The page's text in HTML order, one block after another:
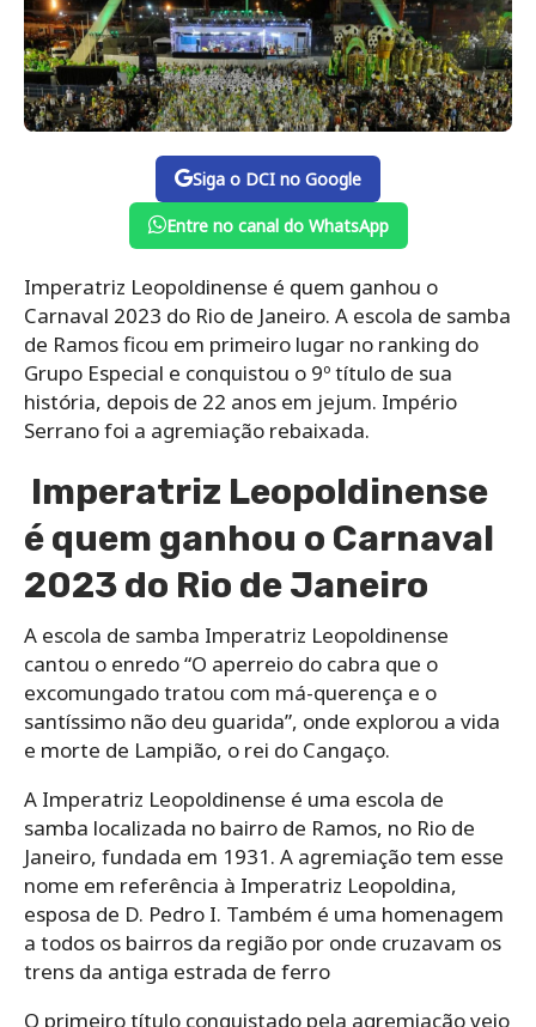
Siga o DCI no Google
Entre no canal do WhatsApp
Imperatriz Leopoldinense é quem ganhou o
Carnaval 2023 do Rio de Janeiro. A escola de samba
de Ramos ficou em primeiro lugar no ranking do
Grupo Especial e conquistou o 9º título de sua
história, depois de 22 anos em jejum. Império
Serrano foi a agremiação rebaixada.
Imperatriz Leopoldinense
é quem ganhou o Carnaval
2023 do Rio de Janeiro
A escola de samba Imperatriz Leopoldinense
cantou o enredo “O aperreio do cabra que o
excomungado tratou com má-querença e o
santíssimo não deu guarida”, onde explorou a vida
e morte de Lampião, o rei do Cangaço.
A Imperatriz Leopoldinense é uma escola de
samba localizada no bairro de Ramos, no Rio de
Janeiro, fundada em 1931. A agremiação tem esse
nome em referência à Imperatriz Leopoldina,
esposa de D. Pedro I. Também é uma homenagem
a todos os bairros da região por onde cruzavam os
trens da antiga estrada de ferro
O primeiro título conquistado pela agremiação veio